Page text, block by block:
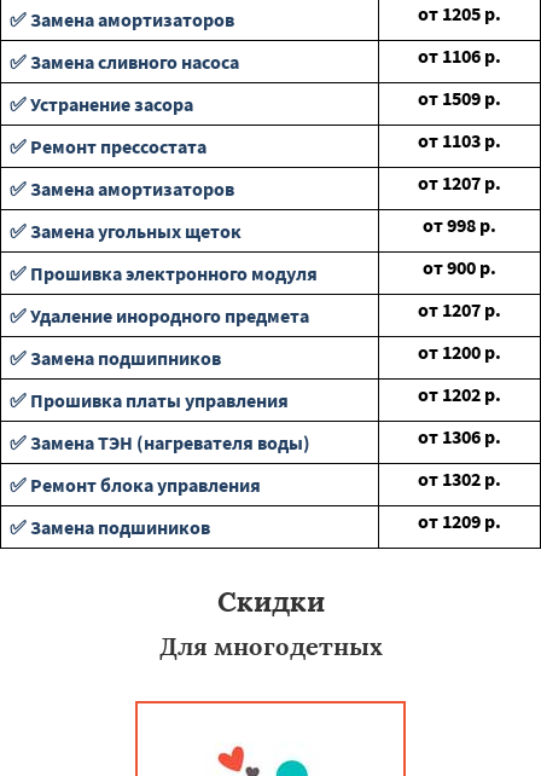
✅ Замена амортизаторов
от 1205 р.
✅ Замена сливного насоса
от 1106 р.
✅ Устранение засора
от 1509 р.
✅ Ремонт прессостата
от 1103 р.
✅ Замена амортизаторов
от 1207 р.
✅ Замена угольных щеток
от998 р.
✅ Прошивка электронного модуля
от900 р.
✅ Удаление инородного предмета
от 1207 р.
✅ Замена подшипников
от 1200 р.
✅ Прошивка платы управления
от 1202 р.
✅ Замена ТЭН (нагревателя воды)
от 1306 р.
✅ Ремонт блока управления
от 1302 р.
✅ Замена подшиников
от 1209 р.
Скидки
Для многодетных